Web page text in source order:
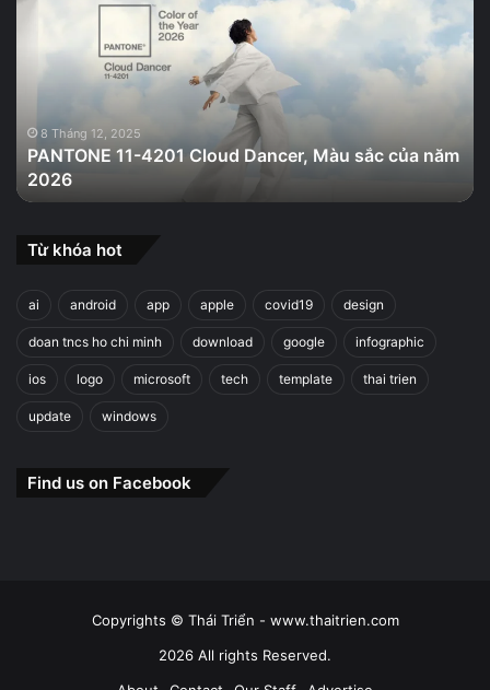
Màu
của
năm
2026
8 Tháng 12, 2025
PANTONE 11-4201 Cloud Dancer, Màu sắc của năm
2026
Từ khóa hot
ai android app apple covid19 design
doan tncs ho chi minh download google infographic
ios logo microsoft tech template thai trien
update windows
Find us on Facebook
Copyrights © Thái Triển - www.thaitrien.com
2026 All rights Reserved.